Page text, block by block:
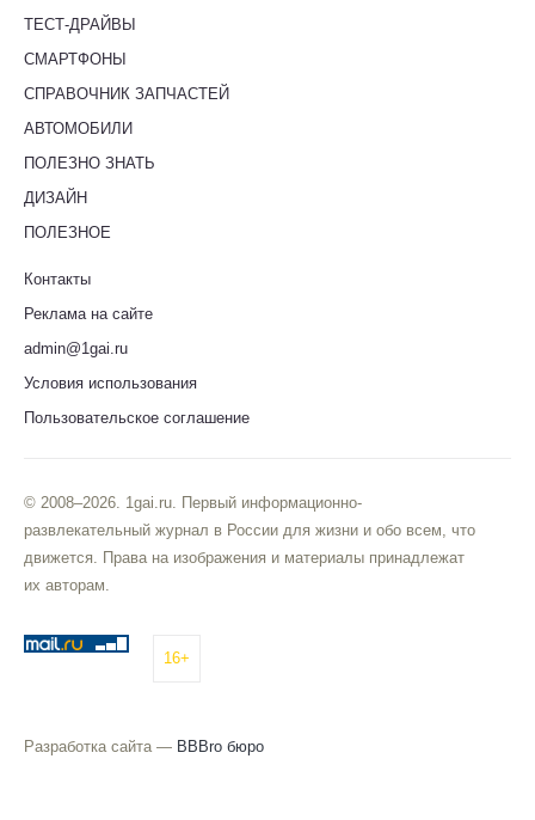
ТЕСТ-ДРАЙВЫ
СМАРТФОНЫ
СПРАВОЧНИК ЗАПЧАСТЕЙ
АВТОМОБИЛИ
ПОЛЕЗНО ЗНАТЬ
ДИЗАЙН
ПОЛЕЗНОЕ
Контакты
Реклама на сайте
admin@1gai.ru
Условия использования
Пользовательское соглашение
© 2008–2026. 1gai.ru. Первый информационно-
развлекательный журнал в России для жизни и обо всем, что
движется. Права на изображения и материалы принадлежат
их авторам.
16+
Разработка сайта — BBBro бюро